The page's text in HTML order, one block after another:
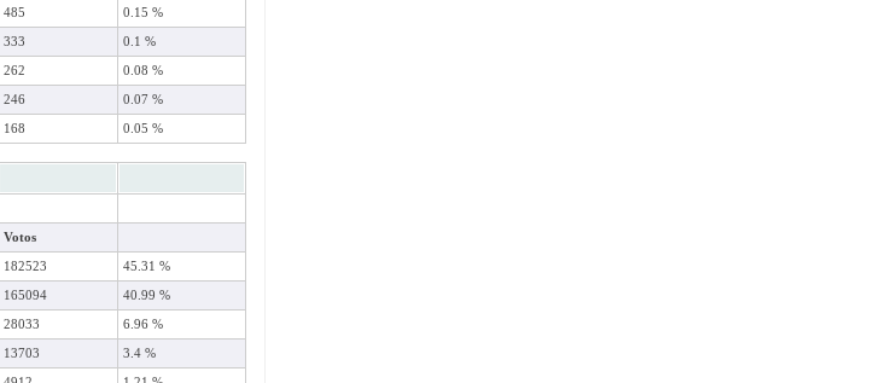
485 0.15 %
333 0.1 %
262 0.08 %
246 0.07 %
168 0.05 %
Votos
182523 45.31 %
165094 40.99 %
28033 6.96 %
13703 3.4 %